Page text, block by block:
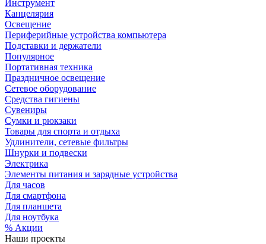
Инструмент
Канцелярия
Освещение
Периферийные устройства компьютера
Подставки и держатели
Популярное
Портативная техника
Праздничное освещение
Сетевое оборудование
Средства гигиены
Сувениры
Сумки и рюкзаки
Товары для спорта и отдыха
Удлинители, сетевые фильтры
Шнурки и подвески
Электрика
Элементы питания и зарядные устройства
Для часов
Для смартфона
Для планшета
Для ноутбука
% Акции
Наши проекты